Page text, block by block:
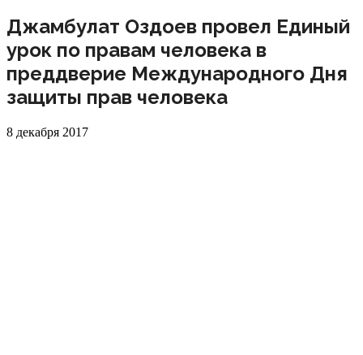
Джамбулат Оздоев провел Единый
урок по правам человека в
преддверие Международного Дня
защиты прав человека
8 декабря 2017